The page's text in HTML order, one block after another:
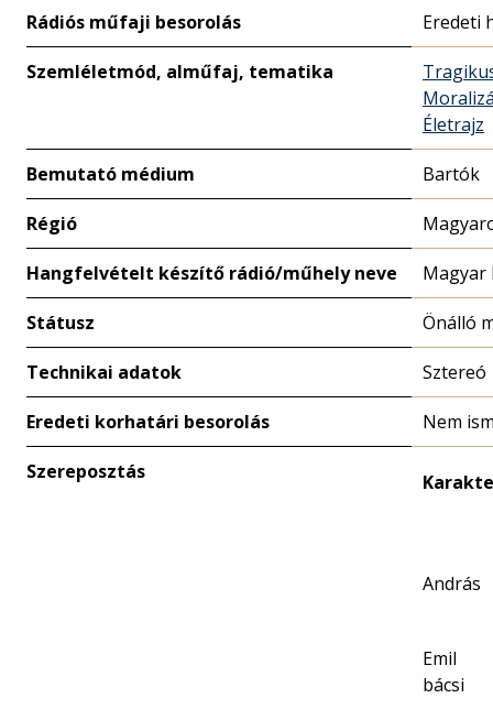
Rádiós műfaji besorolás Eredeti
Szemléletmód, alműfaj, tematika
Életrajz
Bemutató médium Bartók
Régió
Hangfelvételt készítő rádió/műhely neve Magyar
Státusz Önálló
Technikai adatok Sztereó
Eredeti korhatári besorolás Nem
Szereposztás
András
Emil
bácsi